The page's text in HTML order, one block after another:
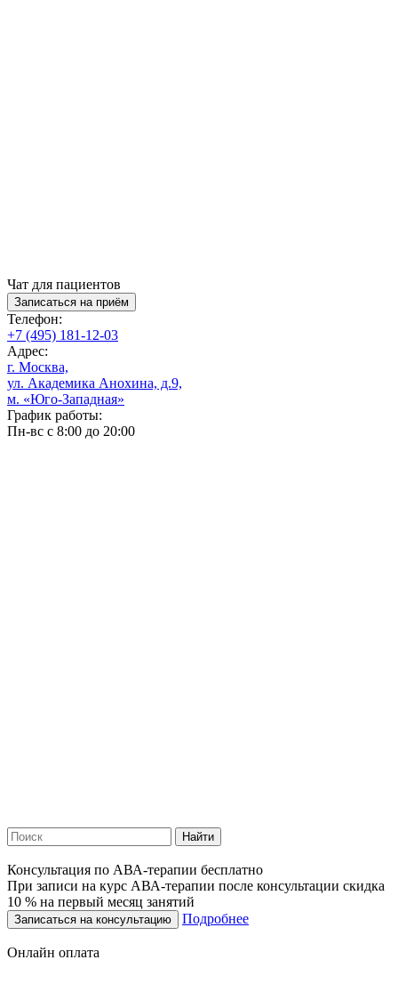
Чат для пациентов
Записаться на приём
Телефон:
+7 (495) 181-12-03
Адрес:
г. Москва,
ул. Академика Анохина, д.9,
м. «Юго-Западная»
График работы:
Пн-вс с 8:00 до 20:00
Найти
Консультация по АВА-терапии бесплатно
При записи на курс АВА-терапии после консультации скидка
10 % на первый месяц занятий
Записаться на консультацию Подробнее
Онлайн оплата